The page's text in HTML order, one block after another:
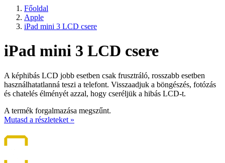
Főoldal
Apple
iPad mini 3 LCD csere
iPad mini 3 LCD csere
A képhibás LCD jobb esetben csak frusztráló, rosszabb esetben
használhatatlanná teszi a telefont. Visszaadjuk a böngészés, fotózás
és chatelés élményét azzal, hogy cseréljük a hibás LCD-t.
A termék forgalmazása megszűnt.
Mutasd a részleteket »